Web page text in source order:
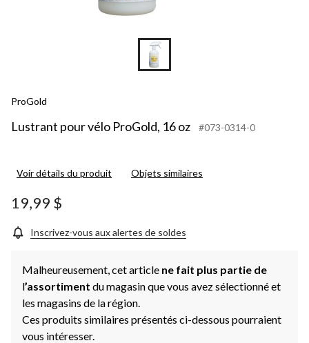
ProGold
Lustrant pour vélo ProGold, 16 oz #073-0314-0
Voir détails du produit Objets similaires
19,99 $
Inscrivez-vous aux alertes de soldes
Malheureusement, cet article ne fait plus partie de
l’assortiment du magasin que vous avez sélectionné et
les magasins de la région.
Ces produits similaires présentés ci-dessous pourraient
vous intéresser.